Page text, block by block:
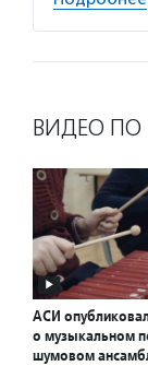
ВИДЕО ПО
АСИ
о музыкальном
шумовом